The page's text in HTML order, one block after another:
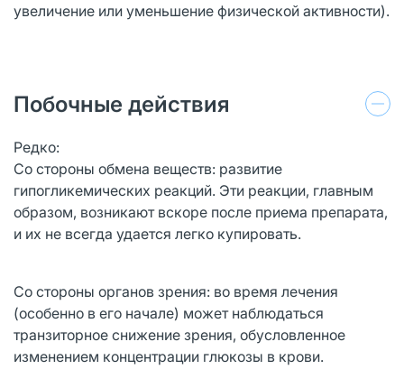
увеличение или уменьше­ние физической активности).
Побочные действия
Редко:
Со стороны обмена веществ: развитие
гипогликемических реакций. Эти реакции, главным
образом, возникают вскоре после приема препарата,
и их не всегда удается легко купировать.
Со стороны органов зрения: во время лечения
(особенно в его начале) может наблюдаться
транзиторное снижение зрения, обусловленное
изменением концентрации глюкозы в крови.